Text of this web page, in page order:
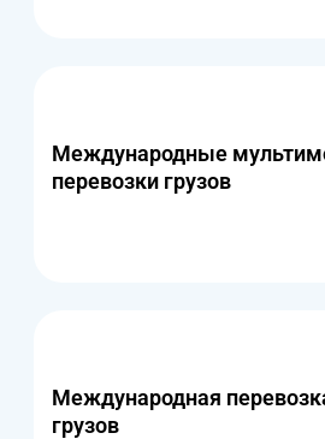
Международные
перевозки грузов
Международная
грузов